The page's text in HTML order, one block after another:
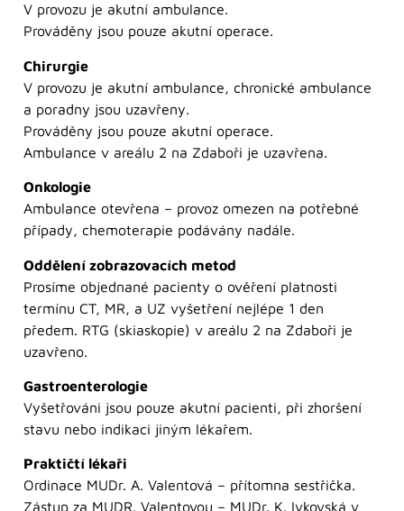
V provozu je akutní ambulance.
Prováděny jsou pouze akutní operace.
Chirurgie
V provozu je akutní ambulance, chronické ambulance
a poradny jsou uzavřeny.
Prováděny jsou pouze akutní operace.
Ambulance v areálu 2 na Zdaboři je uzavřena.
Onkologie
Ambulance otevřena – provoz omezen na potřebné
případy, chemoterapie podávány nadále.
Oddělení zobrazovacích metod
Prosíme objednané pacienty o ověření platnosti
termínu CT, MR, a UZ vyšetření nejlépe 1 den
předem. RTG (skiaskopie) v areálu 2 na Zdaboři je
uzavřeno.
Gastroenterologie
Vyšetřováni jsou pouze akutní pacienti, při zhoršení
stavu nebo indikaci jiným lékařem.
Praktičtí lékaři
Ordinace MUDr. A. Valentová – přítomna sestřička.
Zástup za MUDR. Valentovou – MUDr. K. Ivkovská v